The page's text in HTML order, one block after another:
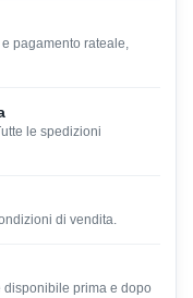
pagamento rateale,
le spedizioni
di vendita.
disponibile prima e dopo